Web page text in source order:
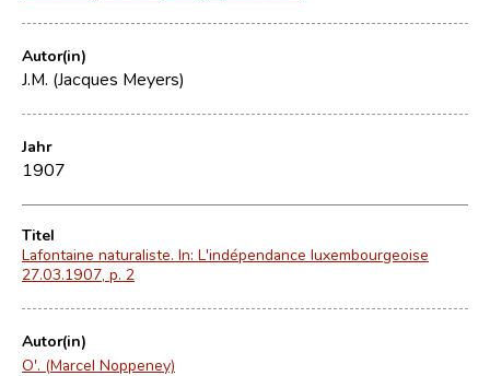
Autor(in)
J.M. (Jacques Meyers)
Jahr
1907
Titel
Lafontaine naturaliste. In: L'indépendance luxembourgeoise
27.03.1907, p. 2
Autor(in)
O'. (Marcel Noppeney)